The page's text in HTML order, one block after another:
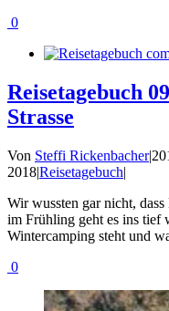
0
Reisetagebuch
Strasse
Von Steffi Rickenbacher|
2018|Reisetagebuch|
Wir wussten gar nicht,
im Frühling geht es ins tief
Wintercamping steht und
0